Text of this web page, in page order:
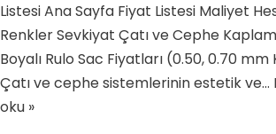
Listesi Ana Sayfa Fiyat Listesi Maliyet
Renkler Sevkiyat Çatı ve Cephe
Boyalı Rulo Sac Fiyatları (0.50, 0.70 mm
Çatı ve cephe sistemlerinin estetik ve…
oku »